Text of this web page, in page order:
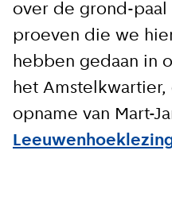
over de grond-
proeven die we
hebben gedaan in
het Amstelkwartier,
opname van Mart-